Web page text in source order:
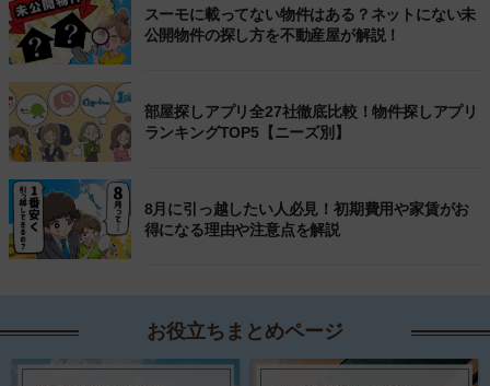
スーモに載ってない物件はある？ネットにない未
公開物件の探し方を不動産屋が解説！
部屋探しアプリ全27社徹底比較！物件探しアプリ
ランキングTOP5【ニーズ別】
8月に引っ越したい人必見！初期費用や家賃がお
得になる理由や注意点を解説
お役立ちまとめページ